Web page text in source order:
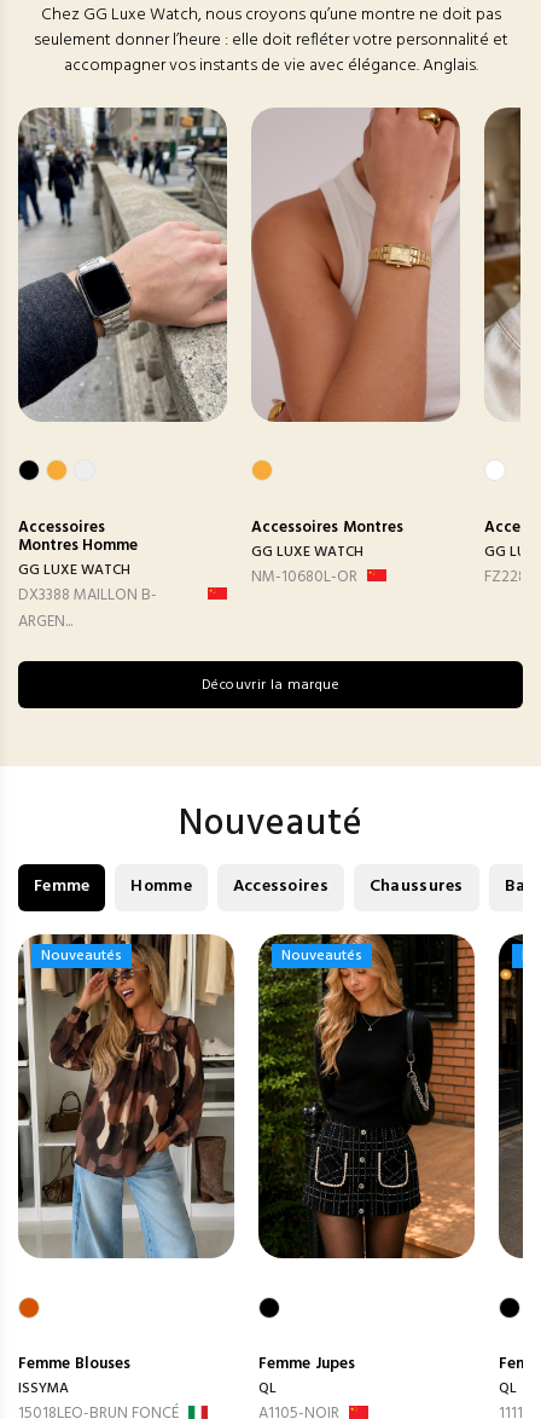
Chez GG Luxe Watch, nous croyons qu’une montre ne doit pas
seulement donner l’heure : elle doit refléter votre personnalité et
accompagner vos instants de vie avec élégance. Anglais.
Accessoires
Montres Homme
GG LUXE WATCH
DX3388 MAILLON B-
ARGEN...
Accessoires Montres
GG LUXE WATCH
NM-10680L-OR
GG
FZ2282
Découvrir la marque
Nouveauté
Femme Homme Accessoires Chaussures
Nouveautés
Nouveautés
Femme Blouses
ISSYMA
15018LEO-BRUN FONCÉ
Nouveautés
Nouveautés
Femme Jupes
QL
A1105-NOIR
QL
1111-